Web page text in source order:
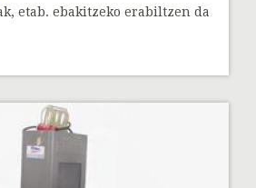
etab. ebakitzeko erabiltzen da